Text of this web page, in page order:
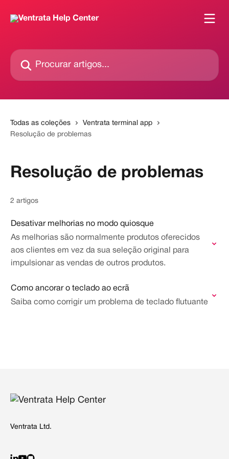
Procurar artigos...
Todas as coleções
Ventrata terminal app
Resolução de problemas
Resolução de problemas
2 artigos
Desativar melhorias no modo quiosque
As melhorias são normalmente produtos oferecidos
aos clientes em vez da sua seleção original para
impulsionar as vendas de outros produtos.
Como ancorar o teclado ao ecrã
Saiba como corrigir um problema de teclado flutuante
Ventrata Ltd.